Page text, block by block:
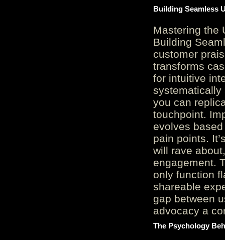
Building Seamless
Mastering the
Building
customer
transforms
for intuitive
systematically
you can
touchpoint.
evolves
pain points.
will rave
engagement.
only function
shareable
gap between
advocacy a
The Psychology